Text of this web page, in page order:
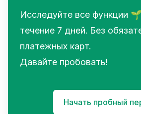
Исследуйте все функции
течение 7 дней. Без
платежных карт.
Давайте пробовать!
Начать пробный